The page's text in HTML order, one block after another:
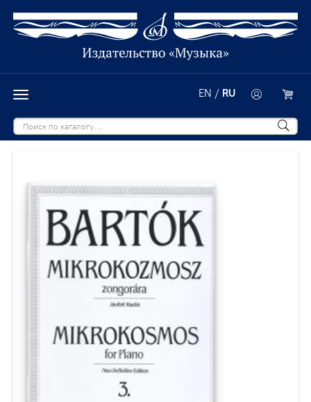
EN / RU